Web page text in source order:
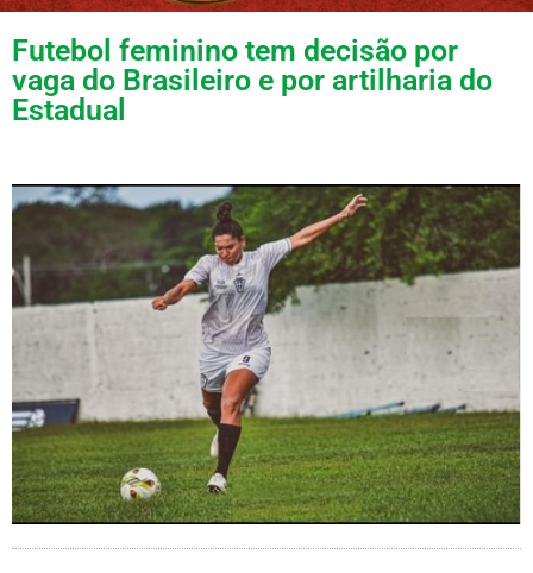
Futebol feminino tem decisão por
vaga do Brasileiro e por artilharia do
Estadual